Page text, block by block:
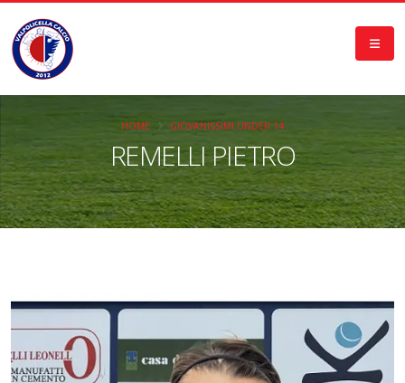
REMELLI PIETRO
HOME GIOVANISSIMI UNDER 14